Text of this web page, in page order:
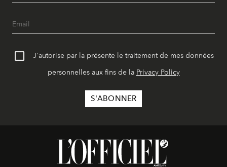
J'autorise par la présente le traitement de mes données
personnelles aux fins de la Privacy Policy